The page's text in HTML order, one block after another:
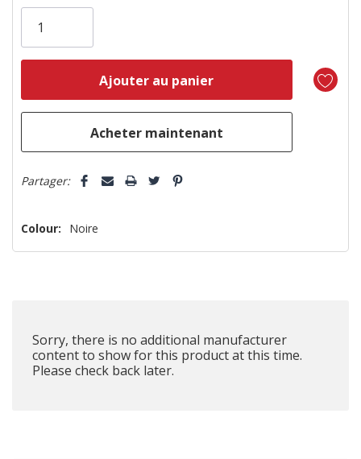
vous!
plus
Partager:
Colour: Noire
Sorry, there is no additional manufacturer
content to show for this product at this time.
Please check back later.